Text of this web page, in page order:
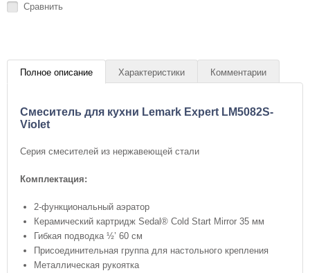
Сравнить
Полное описание Характеристики Комментарии
Cмеситель для кухни Lemark Expert LM5082S-
Violet
Серия смесителей из нержавеющей стали
Комплектация:
2-функциональный аэратор
Керамический картридж Sedal® Cold Start Mirror 35 мм
Гибкая подводка ½’ 60 см
Присоединительная группа для настольного крепления
Металлическая рукоятка